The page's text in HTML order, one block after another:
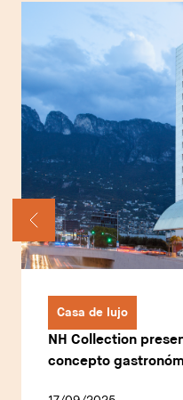
Casa de lujo
NH Collection
concepto